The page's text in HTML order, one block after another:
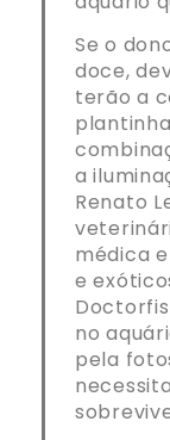
Se o
doce,
terão a
a
Renato
médica
e
no
pela